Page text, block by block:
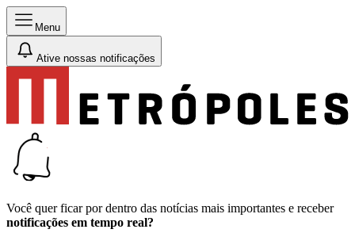
Menu
Ative nossas notificações
Você quer ficar por dentro das notícias mais importantes e receber
notificações em tempo real?